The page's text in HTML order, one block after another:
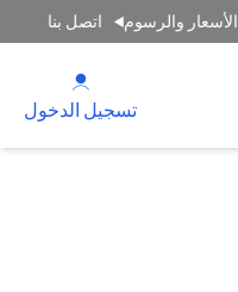
الأسعار والرسوم اتصل بنا
تسجيل الدخول